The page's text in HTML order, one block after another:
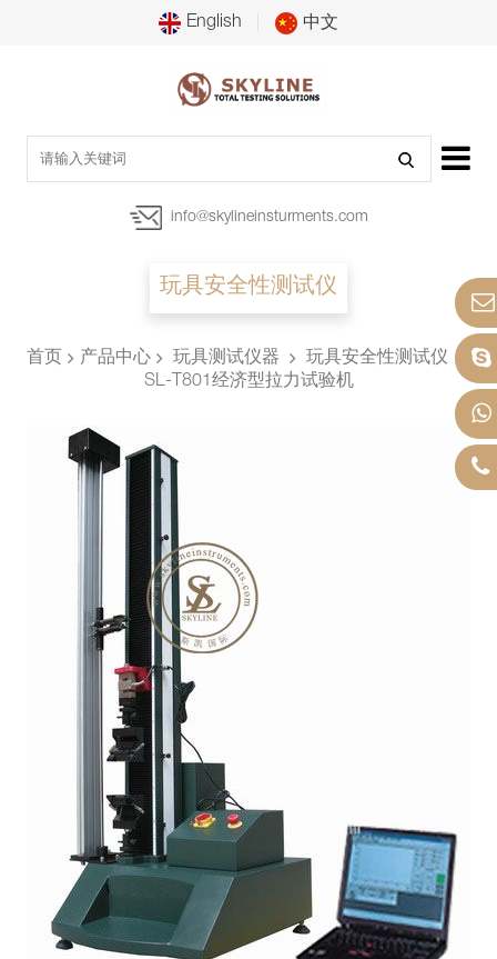
English 中文
info@skylineinsturments.com
玩具安全性测试仪
首页 产品中心 玩具测试仪器
玩具安全性测试仪
SL-T801经济型拉力试验机